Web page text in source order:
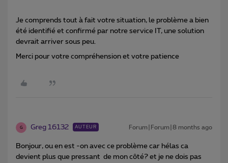
Je comprends tout à fait votre situation, le problème a bien
été identifié et confirmé par notre service IT, une solution
devrait arriver sous peu.
Merci pour votre compréhension et votre patience
G Greg 16132 AUTEUR Forum|Forum|8 months ago
Bonjour, ou en est -on avec ce problème car hélas ca
devient plus que pressant de mon côté? et je ne dois pas